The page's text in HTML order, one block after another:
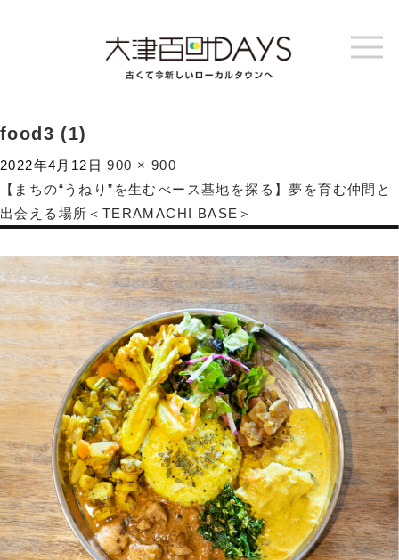
food3 (1)
2022年4月12日 900 × 900
【まちの“うねり”を生むべース基地を探る】夢を育む仲間と
出会える場所＜TERAMACHI BASE＞